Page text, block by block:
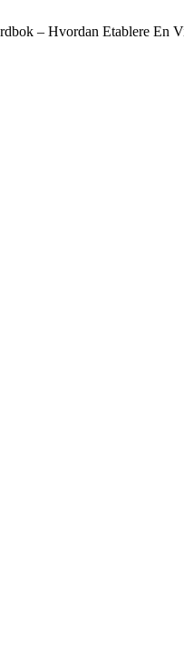
– Hvordan Etablere En